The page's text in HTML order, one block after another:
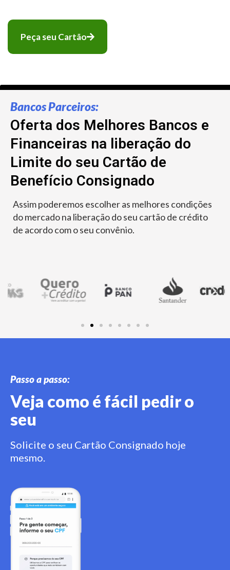
Peça seu Cartão
Bancos Parceiros:
Oferta dos Melhores Bancos e
Financeiras na liberação do
Limite do seu Cartão de
Benefício Consignado
Assim poderemos escolher as melhores condições
do mercado na liberação do seu cartão de crédito
de acordo com o seu convênio.
Passo a passo:
Veja como é fácil pedir o
seu
Solicite o seu Cartão Consignado hoje
mesmo.